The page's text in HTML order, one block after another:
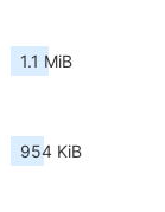
1.1 MiB
954 KiB